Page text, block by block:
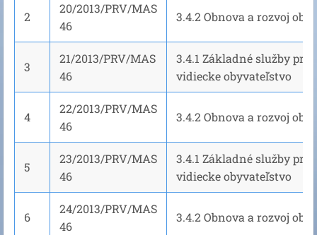
2
20/2013/PRV/MAS
46
3.4.2 Obnova a rozvoj obcí
3
21/2013/PRV/MAS
46
3.4.1 Základné služby pre
vidiecke obyvateľstvo
4
22/2013/PRV/MAS
46
3.4.2 Obnova a rozvoj obcí
5
23/2013/PRV/MAS
46
3.4.1 Základné služby pre
vidiecke obyvateľstvo
6
24/2013/PRV/MAS
46
3.4.2 Obnova a rozvoj obcí